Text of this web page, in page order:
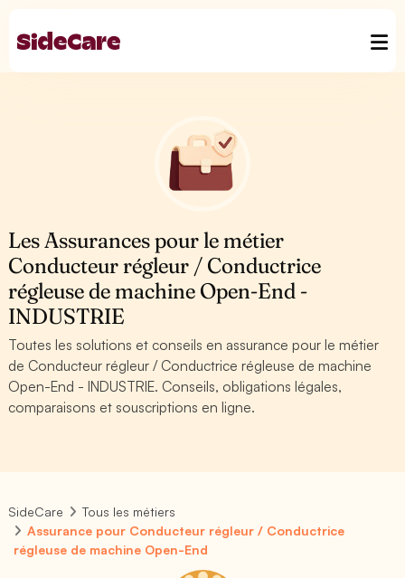
Les Assurances pour le métier
Conducteur régleur / Conductrice
régleuse de machine Open-End -
INDUSTRIE
Toutes les solutions et conseils en assurance pour le métier
de Conducteur régleur / Conductrice régleuse de machine
Open-End - INDUSTRIE. Conseils, obligations légales,
comparaisons et souscriptions en ligne.
SideCare
Tous les métiers
Assurance pour Conducteur régleur / Conductrice
régleuse de machine Open-End